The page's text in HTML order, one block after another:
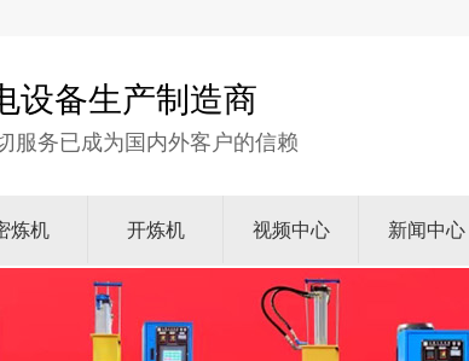
设备生产制造商
服务已成为国内外客户的信赖
炼机 开炼机 视频中心 新闻中心